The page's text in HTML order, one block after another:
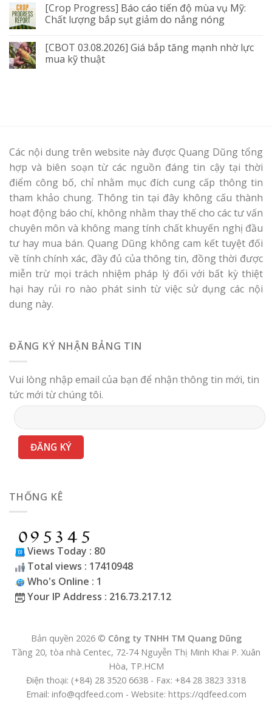
[Crop Progress] Báo cáo tiến độ mùa vụ Mỹ:
Chất lượng bắp sụt giảm do nắng nóng
[CBOT 03.08.2026] Giá bắp tăng mạnh nhờ lực
mua kỹ thuật
Các nội dung trên website này được Quang Dũng tổng
hợp và biên soạn từ các nguồn đáng tin cậy tại thời
điểm công bố, chỉ nhằm mục đích cung cấp thông tin
tham khảo chung. Thông tin tại đây không cấu thành
hoạt động báo chí, không nhằm thay thế cho các tư vấn
chuyên môn và không mang tính chất khuyến nghị đầu
tư hay mua bán. Quang Dũng không cam kết tuyệt đối
về tính chính xác, đầy đủ của thông tin, đồng thời được
miễn trừ mọi trách nhiệm pháp lý đối với bất kỳ thiệt
hại hay rủi ro nào phát sinh từ việc sử dụng các nội
dung này.
ĐĂNG KÝ NHẬN BẢNG TIN
Vui lòng nhập email của bạn để nhận thông tin mới, tin
tức mới từ chúng tôi.
THỐNG KÊ
Views Today : 80
Total views : 17410948
Who's Online : 1
Your IP Address : 216.73.217.12
Bản quyền 2026 © Công ty TNHH TM Quang Dũng
Tầng 20, tòa nhà Centec, 72-74 Nguyễn Thị Minh Khai P. Xuân
Hòa, TP.HCM
Điện thoại: (+84) 28 3520 6638 - Fax: +84 28 3823 3318
Email: info@qdfeed.com - Website: https://qdfeed.com